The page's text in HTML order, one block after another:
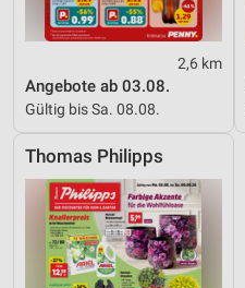
2,6 km
Angebote ab 03.08.
Gültig bis Sa. 08.08.
Thomas Philipps